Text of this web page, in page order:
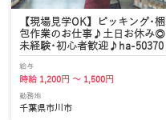
【現場見学OK】ピッキング･梱
包作業のお仕事♪土日お休み◎
未経験･初心者歓迎♪ha-50370
給与
時給 1,200円 ～ 1,500円
勤務地
千葉県市川市